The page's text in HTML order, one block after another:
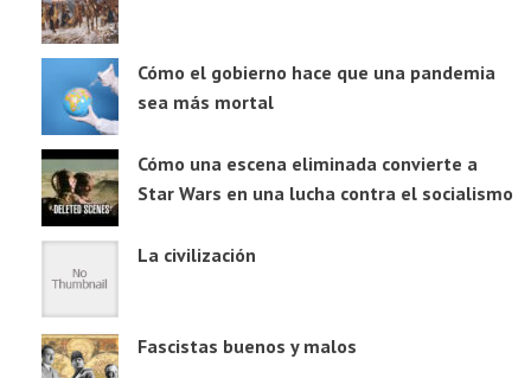
Cómo el gobierno hace que una pandemia
sea más mortal
Cómo una escena eliminada convierte a
Star Wars en una lucha contra el socialismo
La civilización
Fascistas buenos y malos